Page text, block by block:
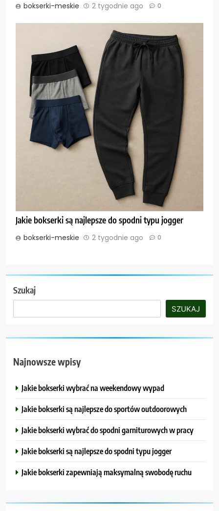
bokserki-meskie 2 tygodnie ago 0
Jakie bokserki są najlepsze do spodni typu jogger
bokserki-meskie 2 tygodnie ago 0
Szukaj
SZUKAJ
Najnowsze wpisy
Jakie bokserki wybrać na weekendowy wypad
Jakie bokserki są najlepsze do sportów outdoorowych
Jakie bokserki wybrać do spodni garniturowych w pracy
Jakie bokserki są najlepsze do spodni typu jogger
Jakie bokserki zapewniają maksymalną swobodę ruchu